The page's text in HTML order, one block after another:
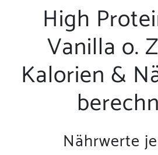
High
Vanilla o.
Kalorien &
Nährwerte